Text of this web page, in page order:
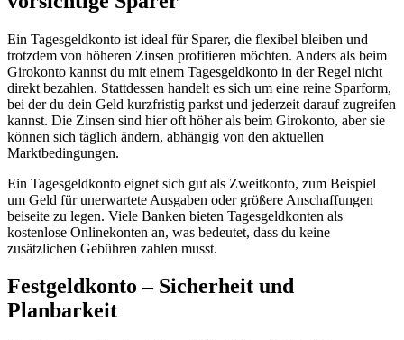
Ein Tagesgeldkonto ist ideal für Sparer, die flexibel bleiben und
trotzdem von höheren Zinsen profitieren möchten. Anders als beim
Girokonto kannst du mit einem Tagesgeldkonto in der Regel nicht
direkt bezahlen. Stattdessen handelt es sich um eine reine Sparform,
bei der du dein Geld kurzfristig parkst und jederzeit darauf zugreifen
kannst. Die Zinsen sind hier oft höher als beim Girokonto, aber sie
können sich täglich ändern, abhängig von den aktuellen
Marktbedingungen.
Ein Tagesgeldkonto eignet sich gut als Zweitkonto, zum Beispiel
um Geld für unerwartete Ausgaben oder größere Anschaffungen
beiseite zu legen. Viele Banken bieten Tagesgeldkonten als
kostenlose Onlinekonten an, was bedeutet, dass du keine
zusätzlichen Gebühren zahlen musst.
Festgeldkonto – Sicherheit und
Planbarkeit